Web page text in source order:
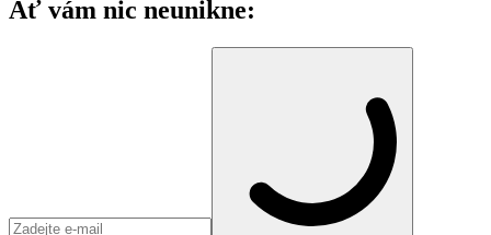
Ať vám nic neunikne: